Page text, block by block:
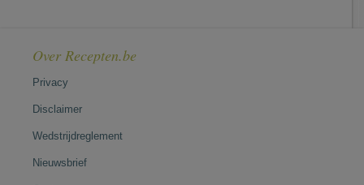
Over Recepten.be
Privacy
Disclaimer
Wedstrijdreglement
Nieuwsbrief